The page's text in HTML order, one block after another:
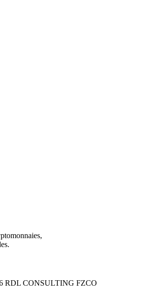
RDL CONSULTING FZCO